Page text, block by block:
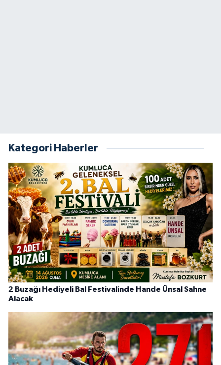
Kategori Haberler
2 Buzağı Hediyeli Bal Festivalinde Hande Ünsal Sahne
Alacak